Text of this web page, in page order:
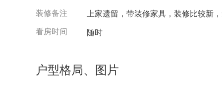
装修备注 上家遗留，带装修家具，装修比较新
看房时间 随时
户型格局、图片